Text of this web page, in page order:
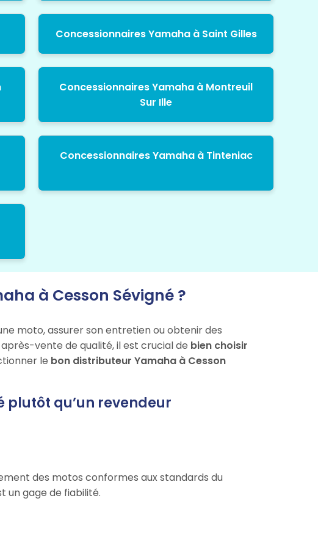
Concessionnaires Yamaha à Saint Gilles
Concessionnaires Yamaha à Montreuil
Sur Ille
Concessionnaires Yamaha à Tinteniac
à Cesson Sévigné ?
moto, assurer son entretien ou obtenir des
vente de qualité, il est crucial de bien choisir
le bon distributeur Yamaha à Cesson
plutôt qu’un revendeur
des motos conformes aux standards du
un gage de fiabilité.